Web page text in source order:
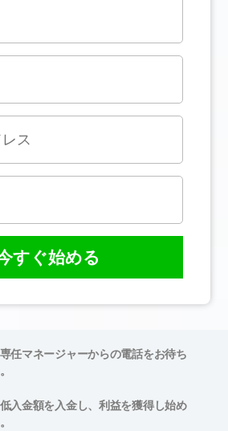
すぐ始める
任マネージャーからの電話をお待ち
入金額を入金し、利益を獲得し始め